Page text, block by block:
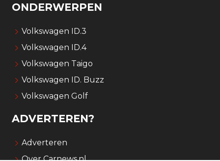
ONDERWERPEN
Volkswagen ID.3
Volkswagen ID.4
Volkswagen Taigo
Volkswagen ID. Buzz
Volkswagen Golf
ADVERTEREN?
Adverteren
Over Carnews.nl